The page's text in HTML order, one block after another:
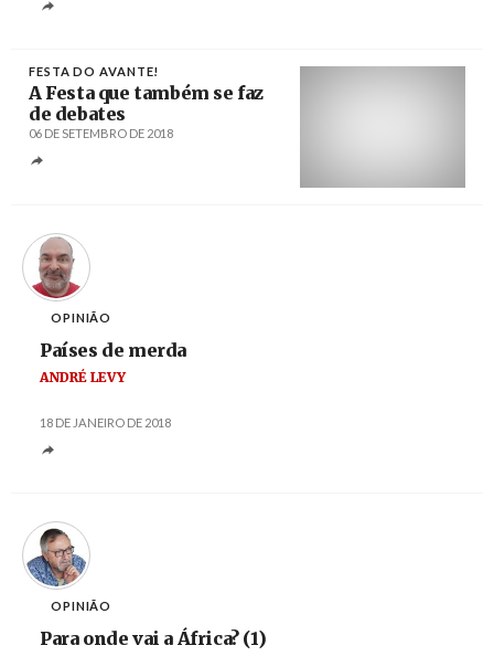
FESTA DO AVANTE!
A Festa que também se faz
de debates
06 DE SETEMBRO DE 2018
OPINIÃO
Países de merda
ANDRÉ LEVY
18 DE JANEIRO DE 2018
OPINIÃO
Para onde vai a África? (1)